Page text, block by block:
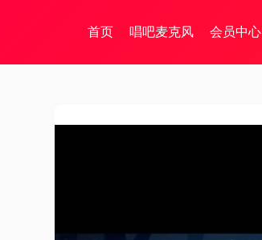
首页 唱吧麦克风 会员中心